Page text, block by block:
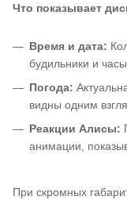
Что показывает
Время и дата:
будильники и часы.
Погода:
видны одним
Реакции Алисы:
анимации,
При скромных